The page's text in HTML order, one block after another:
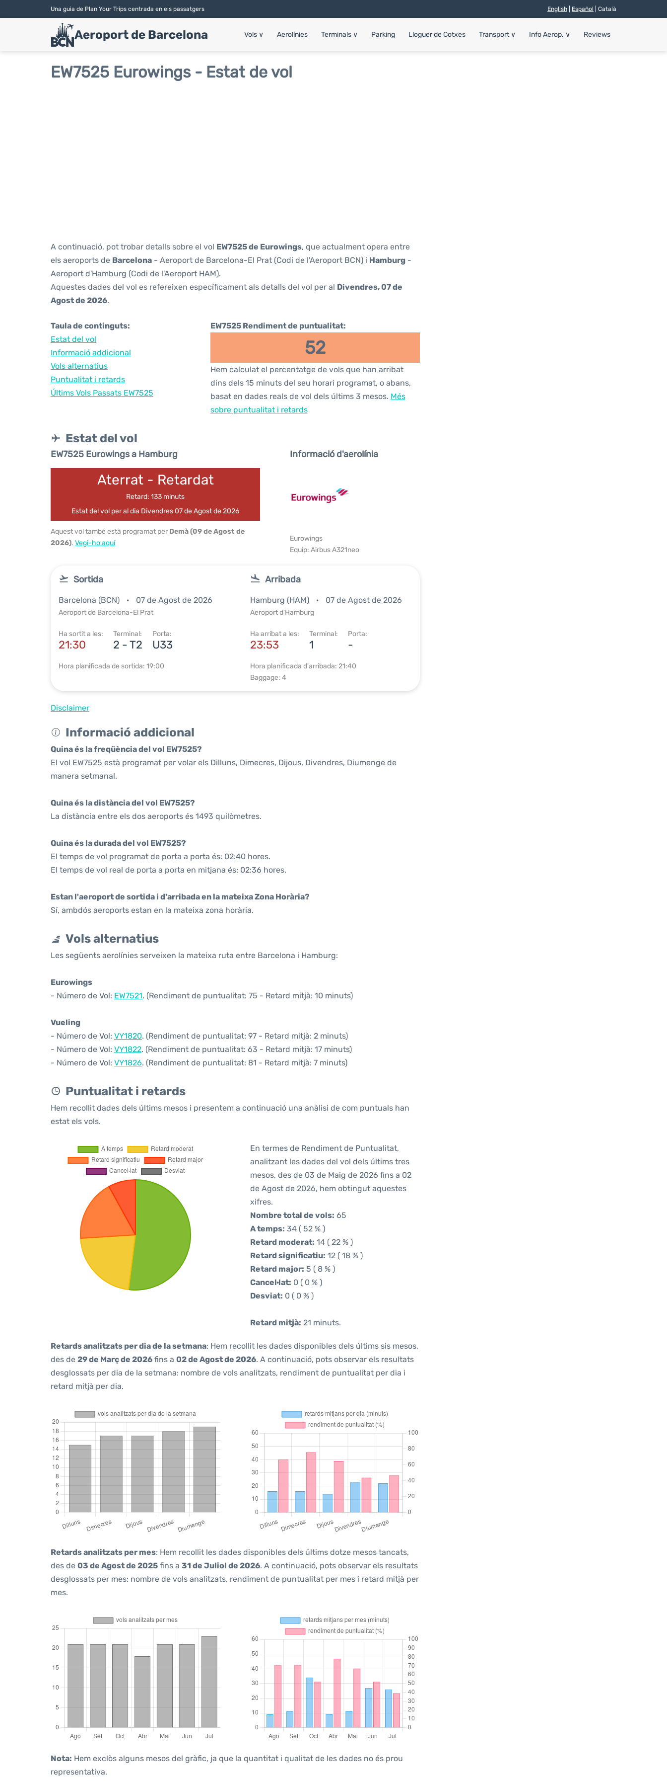
Una guia de Plan Your Trips centrada en els passatgers English Español | Català
Aeroport de Barcelona Vols ∨ Aerolínies Terminals ∨ Parking Lloguer de Cotxes Transport ∨ Info Aerop. ∨ Reviews
EW7525 Eurowings - Estat de vol
A continuació, pot trobar detalls sobre el vol EW7525 de Eurowings, que actualment opera entre
els aeroports de Barcelona - Aeroport de Barcelona-El Prat (Codi de l'Aeroport BCN) i Hamburg -
Aeroport d'Hamburg (Codi de l'Aeroport HAM).
Aquestes dades del vol es refereixen específicament als detalls del vol per al Divendres, 07 de
Agost de 2026.
Taula de continguts:
Estat del vol
Informació addicional
Vols alternatius
Puntualitat i retards
Últims Vols Passats EW7525
EW7525 Rendiment de puntualitat:
52
Hem calculat el percentatge de vols que han arribat
dins dels 15 minuts del seu horari programat, o abans,
basat en dades reals de vol dels últims 3 mesos. Més
sobre puntualitat i retards
Estat del vol
EW7525 Eurowings a Hamburg
Aterrat - Retardat
Retard: 133 minuts
Estat del vol per al dia Divendres 07 de Agost de 2026
Aquest vol també està programat per Demà (09 de Agost de
2026). Vegi-ho aquí
Informació d'aerolínia
Eurowings
Equip: Airbus A321neo
Sortida
Barcelona (BCN) 07 de Agost de 2026
Aeroport de Barcelona-El Prat
Ha sortit a les:
21:30
Terminal:
2 - T2
Porta:
U33
Hora planificada de sortida: 19:00
Arribada
Hamburg (HAM) 07 de Agost de 2026
Aeroport d'Hamburg
Ha arribat a les:
23:53
Terminal:
1
Porta:
-
Hora planificada d'arribada: 21:40
Baggage: 4
Disclaimer
Informació addicional
Quina és la freqüència del vol EW7525?
El vol EW7525 està programat per volar els Dilluns, Dimecres, Dijous, Divendres, Diumenge de
manera setmanal.
Quina és la distància del vol EW7525?
La distància entre els dos aeroports és 1493 quilòmetres.
Quina és la durada del vol EW7525?
El temps de vol programat de porta a porta és: 02:40 hores.
El temps de vol real de porta a porta en mitjana és: 02:36 hores.
Estan l'aeroport de sortida i d'arribada en la mateixa Zona Horària?
Sí, ambdós aeroports estan en la mateixa zona horària.
Vols alternatius
Les següents aerolínies serveixen la mateixa ruta entre Barcelona i Hamburg:
Eurowings
- Número de Vol: EW7521. (Rendiment de puntualitat: 75 - Retard mitjà: 10 minuts)
Vueling
- Número de Vol: VY1820. (Rendiment de puntualitat: 97 - Retard mitjà: 2 minuts)
- Número de Vol: VY1822. (Rendiment de puntualitat: 63 - Retard mitjà: 17 minuts)
- Número de Vol: VY1826. (Rendiment de puntualitat: 81 - Retard mitjà: 7 minuts)
Puntualitat i retards
Hem recollit dades dels últims mesos i presentem a continuació una anàlisi de com puntuals han
estat els vols.
En termes de Rendiment de Puntualitat,
analitzant les dades del vol dels últims tres
mesos, des de 03 de Maig de 2026 fins a 02
de Agost de 2026, hem obtingut aquestes
xifres.
Nombre total de vols: 65
A temps: 34 ( 52 % )
Retard moderat: 14 ( 22 % )
Retard significatiu: 12 ( 18 % )
Retard major: 5 ( 8 % )
Cancel·lat: 0 ( 0 % )
Desviat: 0 ( 0 % )
Retard mitjà: 21 minuts.
Retards analitzats per dia de la setmana: Hem recollit les dades disponibles dels últims sis mesos,
des de 29 de Març de 2026 fins a 02 de Agost de 2026. A continuació, pots observar els resultats
desglossats per dia de la setmana: nombre de vols analitzats, rendiment de puntualitat per dia i
retard mitjà per dia.
Retards analitzats per mes: Hem recollit les dades disponibles dels últims dotze mesos tancats,
des de 03 de Agost de 2025 fins a 31 de Juliol de 2026. A continuació, pots observar els resultats
desglossats per mes: nombre de vols analitzats, rendiment de puntualitat per mes i retard mitjà per
mes.
Nota: Hem exclòs alguns mesos del gràfic, ja que la quantitat i qualitat de les dades no és prou
representativa.